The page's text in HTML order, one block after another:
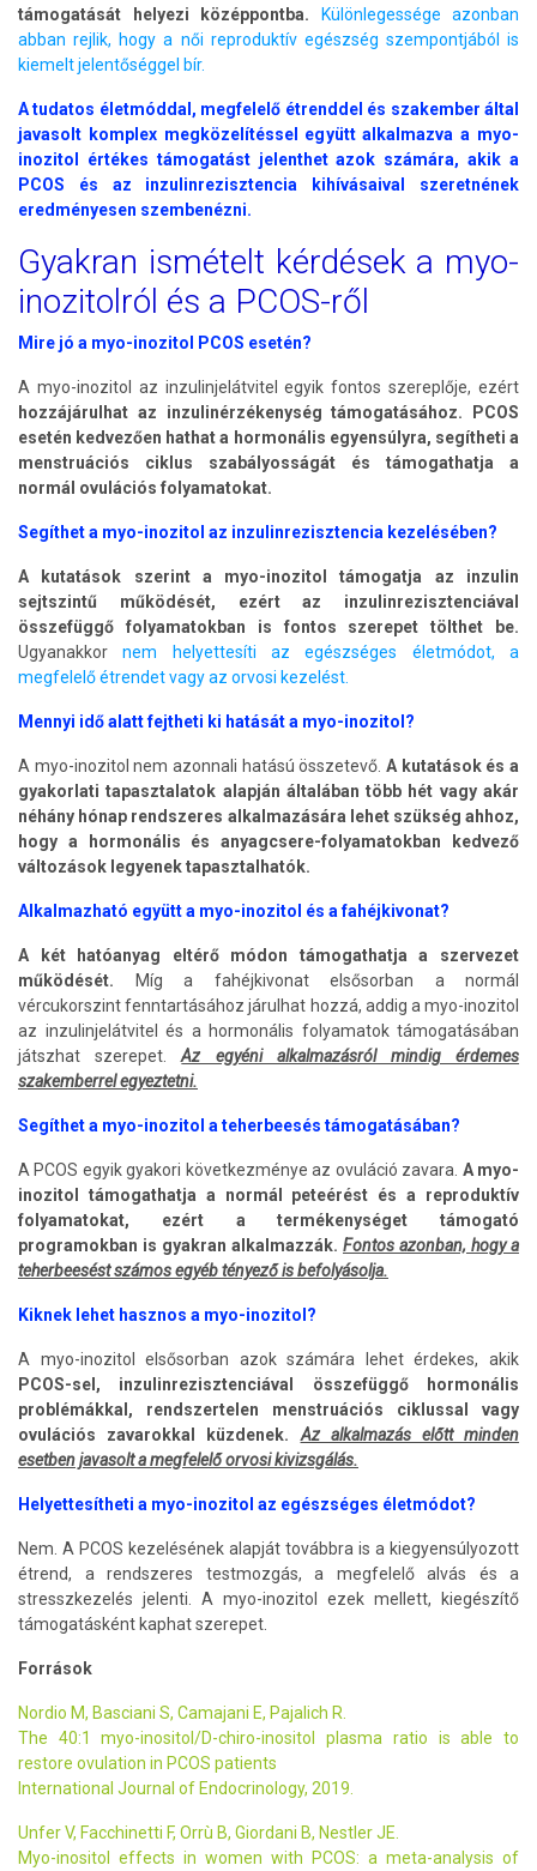
támogatását helyezi középpontba.
Különlegessége azonban
abban rejlik, hogy a női reproduktív egészség szempontjából is
kiemelt jelentőséggel bír.
A tudatos életmóddal, megfelelő étrenddel és szakember által
javasolt komplex megközelítéssel együtt alkalmazva a myo-
inozitol értékes támogatást jelenthet azok számára, akik a
PCOS és az inzulinrezisztencia kihívásaival szeretnének
eredményesen szembenézni.
Gyakran ismételt kérdések a myo-
inozitolról és a PCOS-ről
Mire jó a myo-inozitol PCOS esetén?
A myo-inozitol az inzulinjelátvitel egyik fontos szereplője, ezért
hozzájárulhat az inzulinérzékenység támogatásához. PCOS
esetén kedvezően hathat a hormonális egyensúlyra, segítheti a
menstruációs ciklus szabályosságát és támogathatja a
normál ovulációs folyamatokat.
Segíthet a myo-inozitol az inzulinrezisztencia kezelésében?
A kutatások szerint a myo-inozitol támogatja az inzulin
sejtszintű működését, ezért az inzulinrezisztenciával
összefüggő folyamatokban is fontos szerepet tölthet be.
Ugyanakkornem helyettesíti az egészséges életmódot, a
megfelelő étrendet vagy az orvosi kezelést.
Mennyi idő alatt fejtheti ki hatását a myo-inozitol?
A myo-inozitol nem azonnali hatású összetevő. A kutatások és a
gyakorlati tapasztalatok alapján általában több hét vagy akár
néhány hónap rendszeres alkalmazására lehet szükség ahhoz,
hogy a hormonális és anyagcsere-folyamatokban kedvező
változások legyenek tapasztalhatók.
Alkalmazható együtt a myo-inozitol és a fahéjkivonat?
A két hatóanyag eltérő módon támogathatja a szervezet
működését. Míg a fahéjkivonat elsősorban a normál
vércukorszint fenntartásához járulhat hozzá, addig a myo-inozitol
az inzulinjelátvitel és a hormonális folyamatok támogatásában
játszhat szerepet.Az egyéni alkalmazásról mindig érdemes
szakemberrel egyeztetni.
Segíthet a myo-inozitol a teherbeesés támogatásában?
A PCOS egyik gyakori következménye az ovuláció zavara. A myo-
inozitol támogathatja a normál peteérést és a reproduktív
folyamatokat, ezért a termékenységet támogató
programokban is gyakran alkalmazzák. Fontos azonban, hogy a
teherbeesést számos egyéb tényező is befolyásolja.
Kiknek lehet hasznos a myo-inozitol?
A myo-inozitol elsősorban azok számára lehet érdekes, akik
PCOS-sel, inzulinrezisztenciával összefüggő hormonális
problémákkal, rendszertelen menstruációs ciklussal vagy
ovulációs zavarokkal küzdenek.
Az alkalmazás előtt minden
esetben javasolt a megfelelő orvosi kivizsgálás.
Helyettesítheti a myo-inozitol az egészséges életmódot?
Nem. A PCOS kezelésének alapját továbbra is a kiegyensúlyozott
étrend, a rendszeres testmozgás, a megfelelő alvás és a
stresszkezelés jelenti. A myo-inozitol ezek mellett, kiegészítő
támogatásként kaphat szerepet.
Források
Nordio M, Basciani S, Camajani E, Pajalich R.
The 40:1 myo-inositol/D-chiro-inositol plasma ratio is able to
restore ovulation in PCOS patients
International Journal of Endocrinology, 2019.
Unfer V, Facchinetti F, Orrù B, Giordani B, Nestler JE.
Myo-inositol effects in women with PCOS: a meta-analysis of